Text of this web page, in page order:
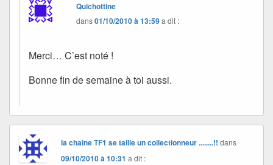
Quichottine
dans01/10/2010 à 13:59a dit :
Merci… C’est noté !
Bonne fin de semaine à toi aussi.
la chaine TF1 se taille un collectionneur ........!! dans
09/10/2010 à 10:31 a dit :